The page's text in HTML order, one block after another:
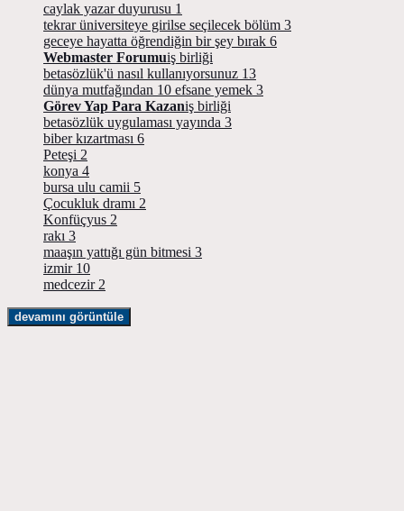
caylak yazar duyurusu 1
tekrar üniversiteye girilse seçilecek bölüm 3
geceye hayatta öğrendiğin bir şey bırak 6
Webmaster Forumuiş birliği
betasözlük'ü nasıl kullanıyorsunuz 13
dünya mutfağından 10 efsane yemek 3
Görev Yap Para Kazaniş birliği
betasözlük uygulaması yayında 3
biber kızartması 6
Peteşi 2
konya 4
bursa ulu camii 5
Çocukluk dramı 2
Konfüçyus 2
rakı 3
maaşın yattığı gün bitmesi 3
izmir 10
medcezir 2
devamını görüntüle